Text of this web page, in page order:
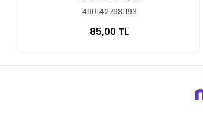
4901427981193
85,00 TL